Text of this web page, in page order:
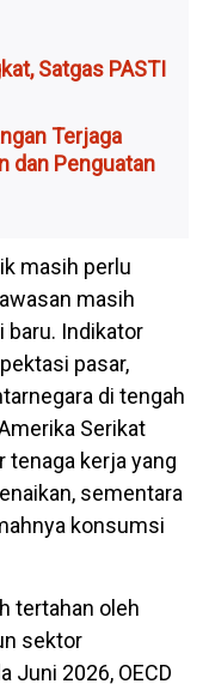
Satgas PASTI
Terjaga
dan Penguatan
masih perlu
masih
baru. Indikator
pasar,
di tengah
Serikat
tenaga kerja yang
sementara
konsumsi
tertahan oleh
sektor
Juni 2026, OECD